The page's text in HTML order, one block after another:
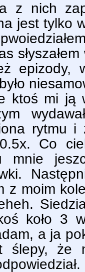
z nich
jest tylko
epizody,
ktoś mi ją
rytmu i
Co
mnie
z moim
koło 3
a ja
ślepy, że